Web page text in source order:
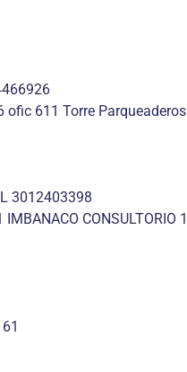
611 Torre Parqueaderos
3012403398
CONSULTORIO 1